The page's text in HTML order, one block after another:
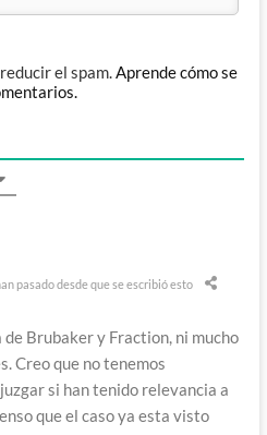
el spam.Aprende cómo se
pasado desde que se escribió esto
Brubaker y Fraction, ni mucho
Creo que no tenemos
si han tenido relevancia a
que el caso ya esta visto